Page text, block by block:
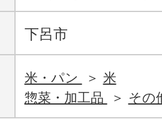
下呂市
米・パン
米
惣菜・加工品
その